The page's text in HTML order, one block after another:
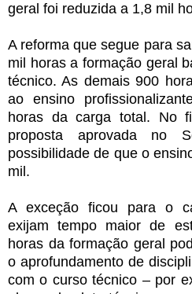
geral foi reduzida a 1,8 mil
A reforma que segue para
mil horas a formação geral
técnico. As demais 900
ao ensino
horas da carga total. No
proposta aprovada no
possibilidade de que o
mil.
A exceção ficou para o
exijam tempo maior de
horas da formação geral
o aprofundamento de
com o curso técnico – por